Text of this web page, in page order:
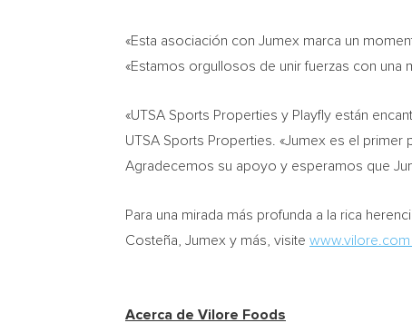
«Esta asociación con Jumex marca un
«Estamos orgullosos de unir fuerzas con una
«UTSA Sports Properties y Playfly están
UTSA Sports Properties. «Jumex es el
Agradecemos su apoyo y esperamos que
Para una mirada más profunda a la rica
Costeña, Jumex y más, visite www.vilore.com
Acerca de Vilore Foods